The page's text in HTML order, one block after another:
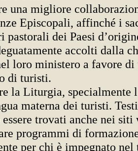
una migliore
Episcopali, affinché i
pastorali dei Paesi
accolti dalla
loro ministero a favore di
di turisti.
la Liturgia, specialmente
materna dei turisti.
essere trovati anche nei siti
programmi di
per chi è impegnato